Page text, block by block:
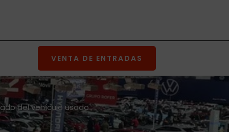
VENTA DE ENTRADAS
del vehículo usado